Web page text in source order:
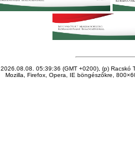
2026.08.08. 05:39:36 (GMT +0200), (p) Racskó
Mozilla, Firefox, Opera, IE böngészőkre,